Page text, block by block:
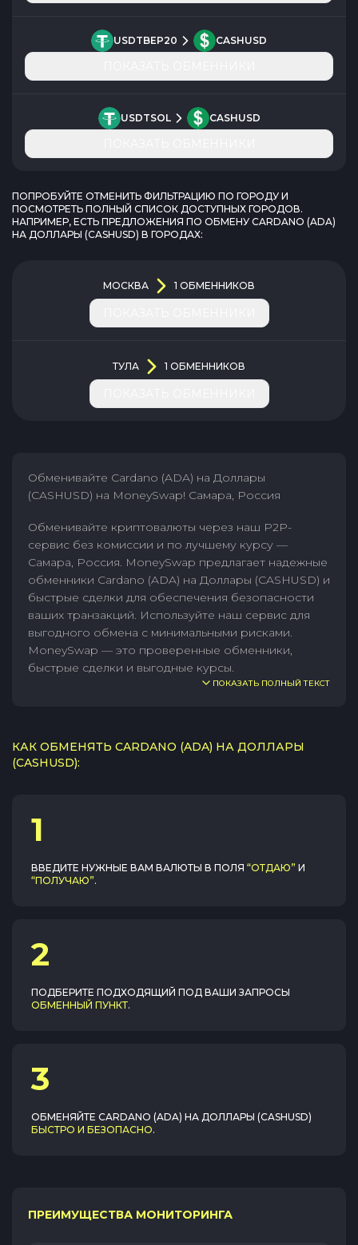
USDTBEP20 CASHUSD
USDTSOL CASHUSD
ПОПРОБУЙТЕ ОТМЕНИТЬ ФИЛЬТРАЦИЮ ПО ГОРОДУ И
ПОСМОТРЕТЬ ПОЛНЫЙ СПИСОК ДОСТУПНЫХ ГОРОДОВ.
НАПРИМЕР, ЕСТЬ ПРЕДЛОЖЕНИЯ ПО ОБМЕНУ CARDANO (ADA)
НА ДОЛЛАРЫ (CASHUSD) В ГОРОДАХ:
МОСКВА 1 ОБМЕННИКОВ
ТУЛА 1 ОБМЕННИКОВ
Обменивайте Cardano (ADA) на Доллары
(CASHUSD) на MoneySwap! Самара, Россия
Обменивайте криптовалюты через наш P2P-
сервис без комиссии и по лучшему курсу —
Самара, Россия. MoneySwap предлагает надежные
обменники Cardano (ADA) на Доллары (CASHUSD) и
быстрые сделки для обеспечения безопасности
ваших транзакций. Используйте наш сервис для
выгодного обмена с минимальными рисками.
MoneySwap — это проверенные обменники,
быстрые сделки и выгодные курсы.
ПОКАЗАТЬ ПОЛНЫЙ ТЕКСТ
КАК ОБМЕНЯТЬ CARDANO (ADA) НА ДОЛЛАРЫ
(CASHUSD):
1
ВВЕДИТЕ НУЖНЫЕ ВАМ ВАЛЮТЫ В ПОЛЯ “ОТДАЮ” И
“ПОЛУЧАЮ”.
2
ПОДБЕРИТЕ ПОДХОДЯЩИЙ ПОД ВАШИ ЗАПРОСЫ
ОБМЕННЫЙ ПУНКТ.
3
ОБМЕНЯЙТЕ CARDANO (ADA) НА ДОЛЛАРЫ (CASHUSD)
БЫСТРО И БЕЗОПАСНО.
ПРЕИМУЩЕСТВА МОНИТОРИНГА